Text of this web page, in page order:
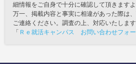
細情報をご自身で十分に確認して頂きますよ
万一、掲載内容と事実に相違があった際は
ご連絡ください。調査の上、対応いたします
「 Ｒｅ就活キャンパス お問い合わせフォ